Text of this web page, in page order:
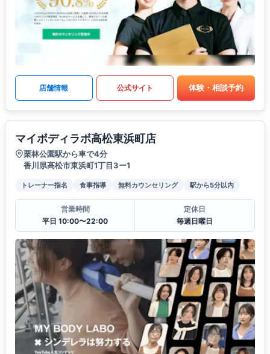
店舗情報 公式サイト 体験・相談予約
マイボディラボ高松東浜町店
栗林公園駅から車で4分
香川県高松市東浜町1丁目3ー1
トレーナー指名 食事指導 無料カウンセリング 駅から5分以内
営業時間
平日 10:00〜22:00
定休日
毎週日曜日